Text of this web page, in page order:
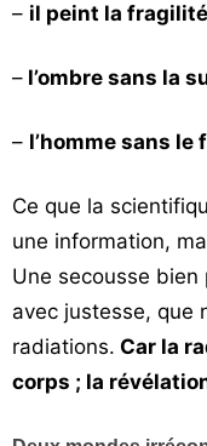
– il peint la
– l’ombre sans la
– l’homme sans le
Ce que la
une information,
Une secousse
avec justesse, que
radiations. Car la
corps ; la